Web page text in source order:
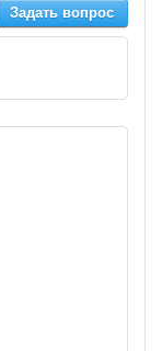
Задать вопрос